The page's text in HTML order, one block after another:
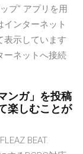
プ” アプリを用
ンターネット
表示しています
ーネットへ接続
ンガ」を投稿
楽しむことが
BEAT.